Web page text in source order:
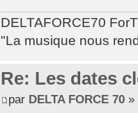
DELTAFORCE70
"La musique nous
Re: Les dates
par DELTA FORCE 70»